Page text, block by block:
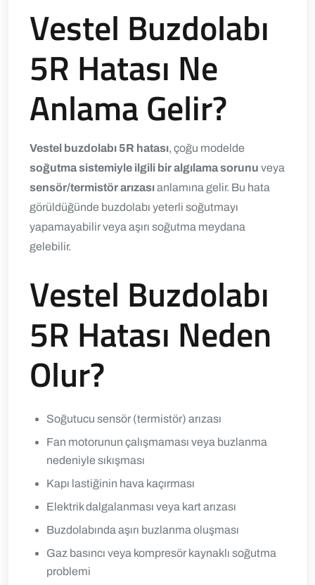
Vestel Buzdolabı
5R Hatası Ne
Anlama Gelir?
Vestel buzdolabı 5R hatası, çoğu modelde
soğutma sistemiyle ilgili bir algılama sorunu veya
sensör/termistör arızasıanlamına gelir. Bu hata
görüldüğünde buzdolabı yeterli soğutmayı
yapamayabilir veya aşırı soğutma meydana
gelebilir.
Vestel Buzdolabı
5R Hatası Neden
Olur?
Soğutucu sensör (termistör) arızası
Fan motorunun çalışmaması veya buzlanma
nedeniyle sıkışması
Kapı lastiğinin hava kaçırması
Elektrik dalgalanması veya kart arızası
Buzdolabında aşırı buzlanma oluşması
Gaz basıncı veya kompresör kaynaklı soğutma
problemi